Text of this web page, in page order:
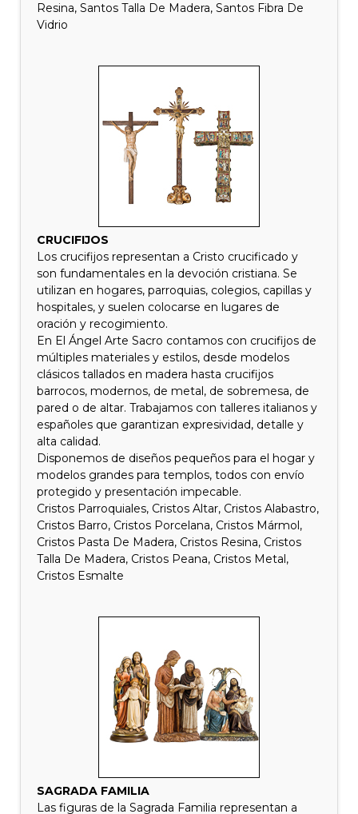
Resina, Santos Talla De Madera, Santos Fibra De
Vidrio
CRUCIFIJOS
Los crucifijos representan a Cristo crucificado y
son fundamentales en la devoción cristiana. Se
utilizan en hogares, parroquias, colegios, capillas y
hospitales, y suelen colocarse en lugares de
oración y recogimiento.
En El Ángel Arte Sacro contamos con crucifijos de
múltiples materiales y estilos, desde modelos
clásicos tallados en madera hasta crucifijos
barrocos, modernos, de metal, de sobremesa, de
pared o de altar. Trabajamos con talleres italianos y
españoles que garantizan expresividad, detalle y
alta calidad.
Disponemos de diseños pequeños para el hogar y
modelos grandes para templos, todos con envío
protegido y presentación impecable.
Cristos Parroquiales, Cristos Altar, Cristos Alabastro,
Cristos Barro, Cristos Porcelana, Cristos Mármol,
Cristos Pasta De Madera, Cristos Resina, Cristos
Talla De Madera, Cristos Peana, Cristos Metal,
Cristos Esmalte
SAGRADA FAMILIA
Las figuras de la Sagrada Familia representan a